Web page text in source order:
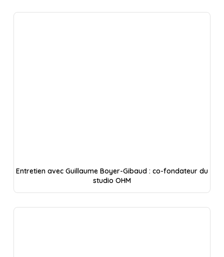
Entretien avec Guillaume Boyer-Gibaud : co-fondateur du
studio OHM